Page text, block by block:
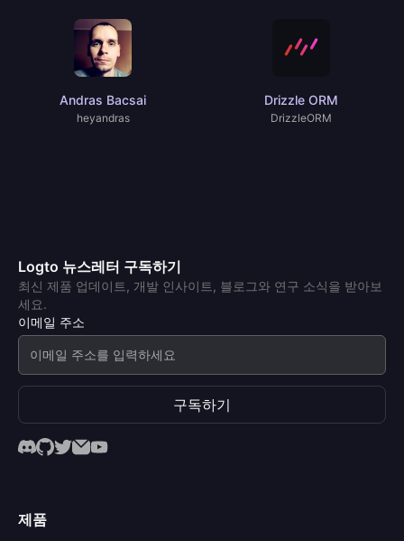
Andras Bacsai
heyandras
Drizzle ORM
DrizzleORM
Logto 뉴스레터 구독하기
최신 제품 업데이트, 개발 인사이트, 블로그와 연구 소식을 받아보
세요.
이메일 주소
구독하기
제품